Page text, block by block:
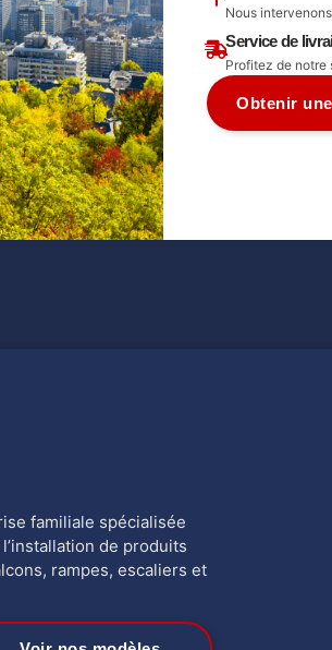
Nous
Service de
Profitez de notre
Obtenir
familiale spécialisée
de produits
rampes, escaliers et